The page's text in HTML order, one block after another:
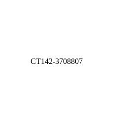
СТ142-3708807